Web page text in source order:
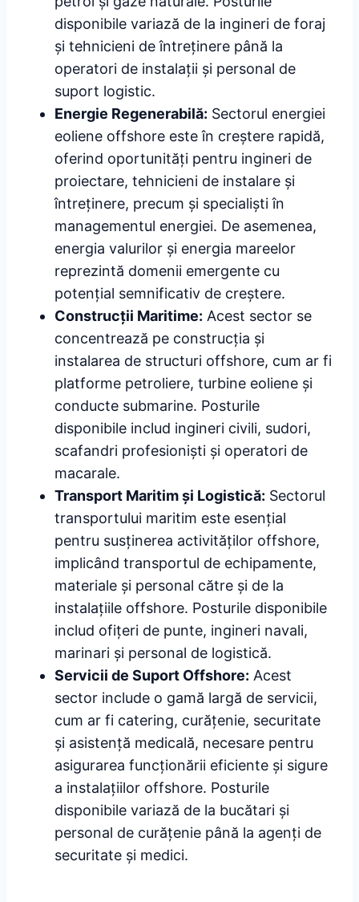
disponibile variază de la ingineri de foraj
și tehnicieni de întreținere până la
operatori de instalații și personal de
suport logistic.
Energie Regenerabilă: Sectorul energiei
eoliene offshore este în creștere rapidă,
oferind oportunități pentru ingineri de
proiectare, tehnicieni de instalare și
întreținere, precum și specialiști în
managementul energiei. De asemenea,
energia valurilor și energia mareelor
reprezintă domenii emergente cu
potențial semnificativ de creștere.
Construcții Maritime: Acest sector se
concentrează pe construcția și
instalarea de structuri offshore, cum ar fi
platforme petroliere, turbine eoliene și
conducte submarine. Posturile
disponibile includ ingineri civili, sudori,
scafandri profesioniști și operatori de
macarale.
Transport Maritim și Logistică: Sectorul
transportului maritim este esențial
pentru susținerea activităților offshore,
implicând transportul de echipamente,
materiale și personal către și de la
instalațiile offshore. Posturile disponibile
includ ofițeri de punte, ingineri navali,
marinari și personal de logistică.
Servicii de Suport Offshore: Acest
sector include o gamă largă de servicii,
cum ar fi catering, curățenie, securitate
și asistență medicală, necesare pentru
asigurarea funcționării eficiente și sigure
a instalațiilor offshore. Posturile
disponibile variază de la bucătari și
personal de curățenie până la agenți de
securitate și medici.